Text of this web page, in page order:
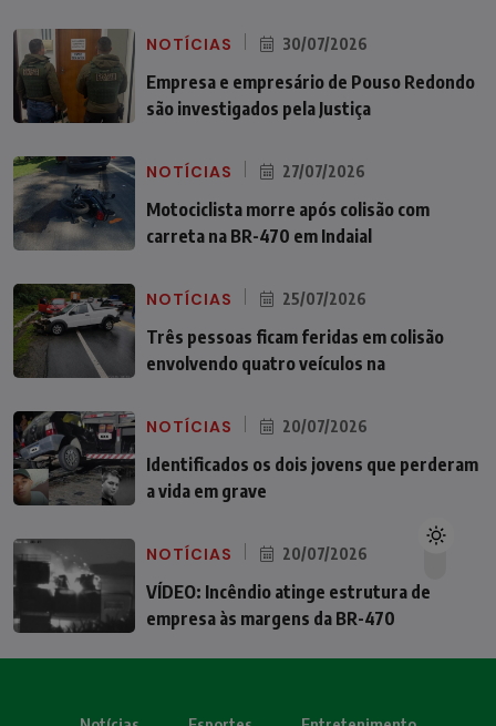
NOTÍCIAS 30/07/2026
Empresa e empresário de Pouso Redondo
são investigados pela Justiça
NOTÍCIAS 27/07/2026
Motociclista morre após colisão com
carreta na BR-470 em Indaial
NOTÍCIAS 25/07/2026
Três pessoas ficam feridas em colisão
envolvendo quatro veículos na
NOTÍCIAS 20/07/2026
Identificados os dois jovens que perderam
a vida em grave
NOTÍCIAS 20/07/2026
VÍDEO: Incêndio atinge estrutura de
empresa às margens da BR-470